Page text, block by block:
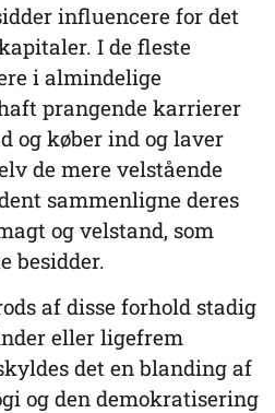
influencere for det
I de fleste
i almindelige
prangende karrierer
og køber ind og laver
de mere velstående
sammenligne deres
og velstand, som
besidder.
af disse forhold stadig
eller ligefrem
det en blanding af
og den demokratisering